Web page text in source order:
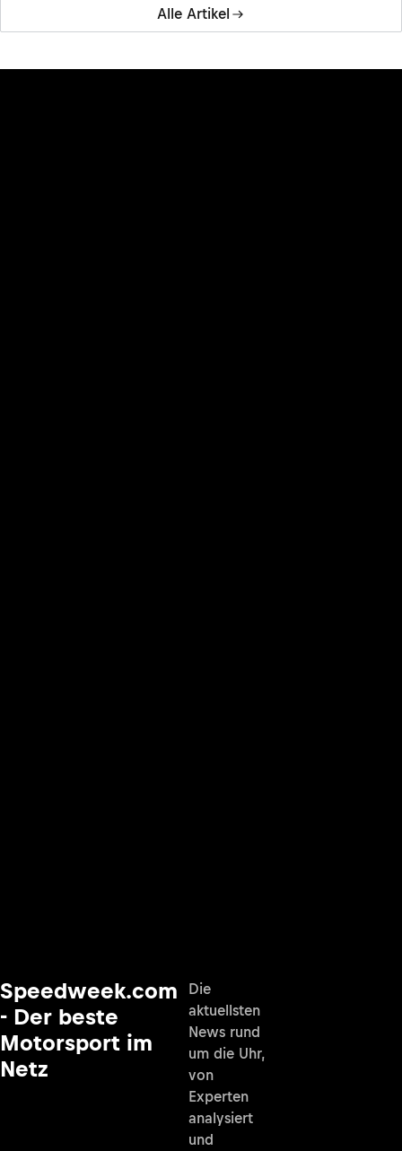
Alle Artikel
Speedweek.com
- Der beste
Motorsport im
Netz
Die
aktuellsten
News rund
um die Uhr,
von
Experten
analysiert
und